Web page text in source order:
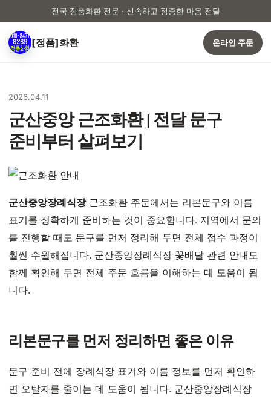
전국 정품화환 전문 · 신속하고 정중한 마음 전달
[정품]화환 온라인 주문
2026.04.11
군산중앙 근조화환 | 전달 문구
준비부터 살펴보기
군산중앙장례식장근조화환 주문에서는 리본문구와 이름
표기를 정확하게 준비하는 것이 중요합니다. 지역에서 문의
를 진행할 때도 문구를 먼저 정리해 두면 전체 접수 과정이
훨씬 수월해집니다. 군산중앙장례식장 꽃배달 관련 안내도
함께 확인해 두면 전체 주문 흐름을 이해하는 데 도움이 됩
니다.
리본문구를 먼저 정리하면 좋은 이유
문구 준비 전에 장례식장 표기와 이름 정보를 먼저 확인하
면 오탈자를 줄이는 데 도움이 됩니다. 군산중앙장례식장